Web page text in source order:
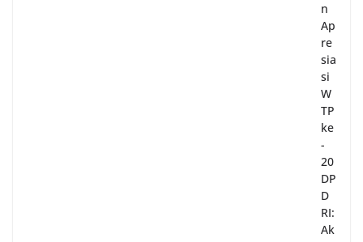
n
Ap
re
sia
si
W
TP
ke
-
20
DP
D
RI:
Ak